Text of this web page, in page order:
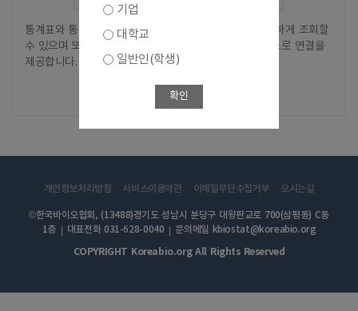
통계표와 통계차트에 대해서 별도의 화면 전환없이 간단하게 조회할
수 있으며 또한, 상세한 간편분석을 위한 간편분석 서비스로 연결을
제공합니다.
바로가기
기업
대학교
일반인(학생)
확인
개인정보처리방침 서비스이용약관 이메일무단수집거부 오시는길
©한국바이오협회, (13488)경기도 성남시 분당구 대왕판교로 700(삼평동) C동
1층
대표전화 031-628-0040
문의메일 kbiostat@koreabio.org
COPYRIGHT Koreabio.org All Rights Reserved